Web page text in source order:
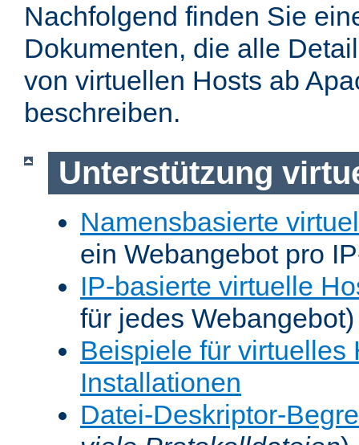
Nachfolgend finden Sie
Dokumenten, die alle
von virtuellen Hosts ab
beschreiben.
Unterstützung
Namensbasierte
ein Webangebot pro
IP-basierte virtuelle
für jedes Webangebot)
Beispiele für virtuelles
Installationen
Datei-Deskriptor-